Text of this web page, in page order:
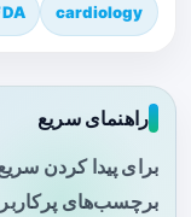
cardiology
راهنمای سریع
برای پیدا کردن
برچسب‌های